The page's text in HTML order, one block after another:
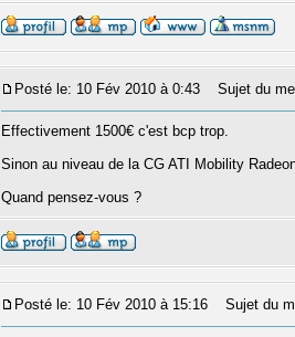
Posté le: 10 Fév 2010 à 0:43 Sujet du
Effectivement 1500€ c'est bcp trop.
Sinon au niveau de la CG ATI Mobility
Quand pensez-vous ?
Posté le: 10 Fév 2010 à 15:16 Sujet du